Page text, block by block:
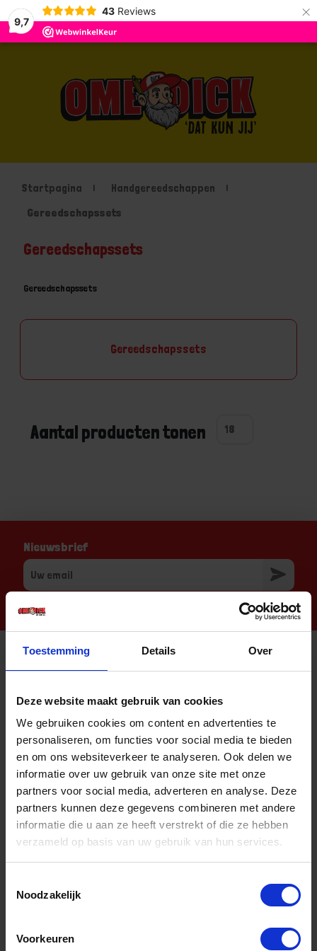
Toestemming Details Over
Deze website maakt gebruik van cookies
We gebruiken cookies om content en advertenties te
personaliseren, om functies voor social media te bieden
en om ons websiteverkeer te analyseren. Ook delen we
informatie over uw gebruik van onze site met onze
partners voor social media, adverteren en analyse. Deze
partners kunnen deze gegevens combineren met andere
informatie die u aan ze heeft verstrekt of die ze hebben
verzameld op basis van uw gebruik van hun services.
Noodzakelijk
Voorkeuren
9,7
43 Reviews ×
Startpagina
Handgereedschappen
Gereedschapssets
Gereedschapssets
Gereedschapssets
Gereedschapssets
Aantal producten tonen
Nieuwsbrief
Informatie
Sitemap
Algemene voorwaarden Ome Dick
Over Ome Dick
Klachtenregeling Ome Dick
Retouren & Garantie Ome Dick
Privacyverklaring Ome Dick
Klantenservice